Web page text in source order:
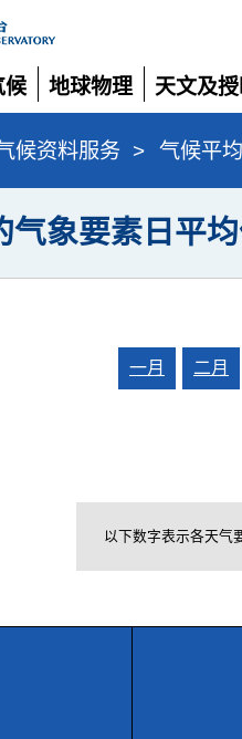
候
地球物理
展
开
天文及
展
开
候资料服务 > 气候平
气象要素日平
一月 二月
以下数字表示各天气